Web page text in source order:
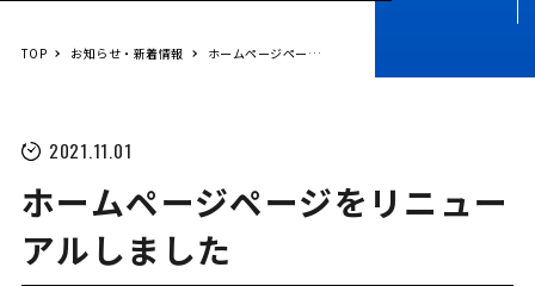
TOP お知らせ・新着情報 ホームページページをリニューアルしました
2021.11.01
ホームページページをリニュー
アルしました